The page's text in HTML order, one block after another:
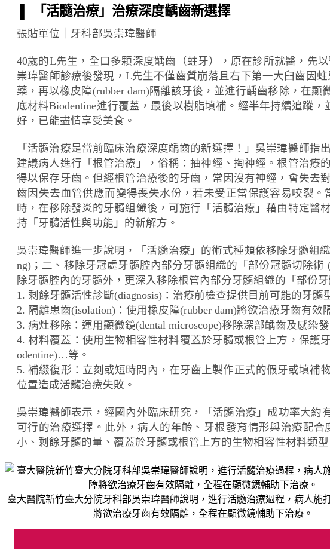
▌ 「活髓治療」治療深度齲齒新選擇
張貼單位｜牙科部吳崇瑋醫師
40歲的L先生，全口多顆深度齲齒（蛀牙），原在診所就醫，先
崇瑋醫師診療後發現，L先生不僅齒質崩落且右下第一大臼齒因
藥，再以橡皮障(rubber dam)隔離該牙後，並進行齲齒移除，在
底材料Biodentine進行覆蓋，最後以樹脂填補。經半年持續追蹤
好，已能盡情享受美食。
「活髓治療是當前臨床治療深度齲齒的新選擇！」吳崇瑋醫師
建議病人進行「根管治療」，俗稱：抽神經、掏神經。根管治療
得以保存牙齒。但經根管治療後的牙齒，常因沒有神經，會失去
齒因失去血管供應而變得喪失水份，若未受正當保護容易咬裂
時，在移除發炎的牙髓組織後，可施行「活髓治療」藉由特定
持「牙髓活性與功能」的新解方。
吳崇瑋醫師進一步說明，「活髓治療」的術式種類依移除牙髓組
ng)；二、移除牙冠處牙髓腔內部分牙髓組織的「部份冠髓切除
除牙髓腔內的牙髓外，更深入移除根管內部分牙髓組織的「部份
1. 剩餘牙髓活性診斷(diagnosis)：治療前檢查提供目前可能的牙髓
2. 隔離患齒(isolation)：使用橡皮障(rubber dam)將欲治療牙齒有
3. 病灶移除：運用顯微鏡(dental microscope)移除深部齲齒及感染
4. 材料覆蓋：使用生物相容性材料覆蓋於牙髓或根管上方，保
odentine)…等。
5. 補綴復形：立刻或短時間內，在牙齒上製作正式的假牙或填
位置造成活髓治療失敗。
吳崇瑋醫師表示，經國內外臨床研究，「活髓治療」成功率大約
可行的治療選擇。此外，病人的年齡、牙根發育情形與治療配
小、剩餘牙髓的量、覆蓋於牙髓或根管上方的生物相容性材料類
臺大醫院新竹臺大分院牙科部吳崇瑋醫師說明，進行活髓治療過程，病人施
將欲治療牙齒有效隔離，全程在顯微鏡輔助下治療。